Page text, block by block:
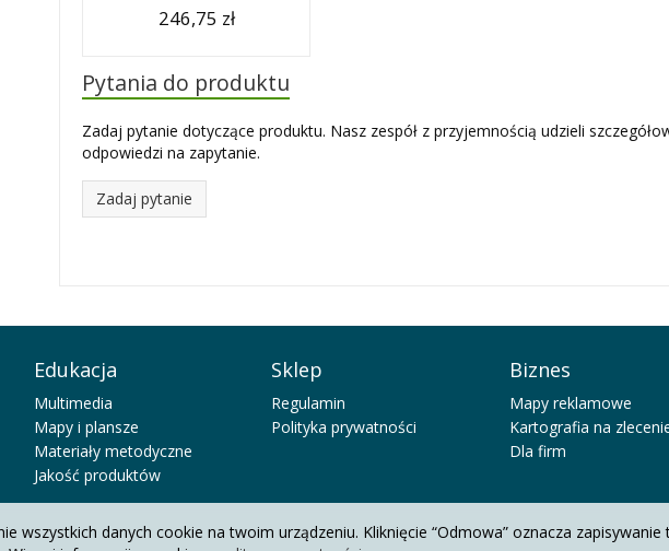
246,75 zł
Pytania do produktu
Zadaj pytanie dotyczące produktu. Nasz zespół z przyjemnością udzieli
odpowiedzi na zapytanie.
Zadaj pytanie
Edukacja
Multimedia
Mapy i plansze
Materiały metodyczne
Jakość produktów
Sklep
Regulamin
Polityka prywatności
Biznes
Mapy reklamowe
Kartografia na
Dla firm
wszystkich danych cookie na twoim urządzeniu. Kliknięcie “Odmowa” oznacza zapisywanie